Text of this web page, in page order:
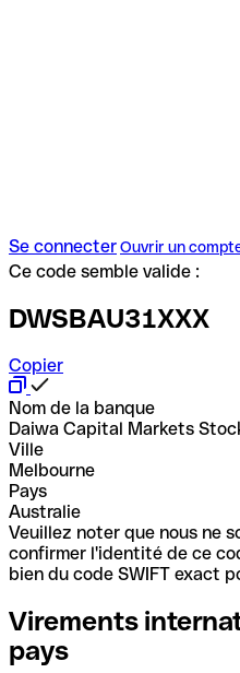
Se connecterOuvrir un
Ce code semble valide :
DWSBAU31XXX
Copier
Nom de la banque
Daiwa Capital Markets
Ville
Melbourne
Pays
Australie
Veuillez noter que nous ne
confirmer l'identité de ce
bien du code SWIFT exact
Virements
pays